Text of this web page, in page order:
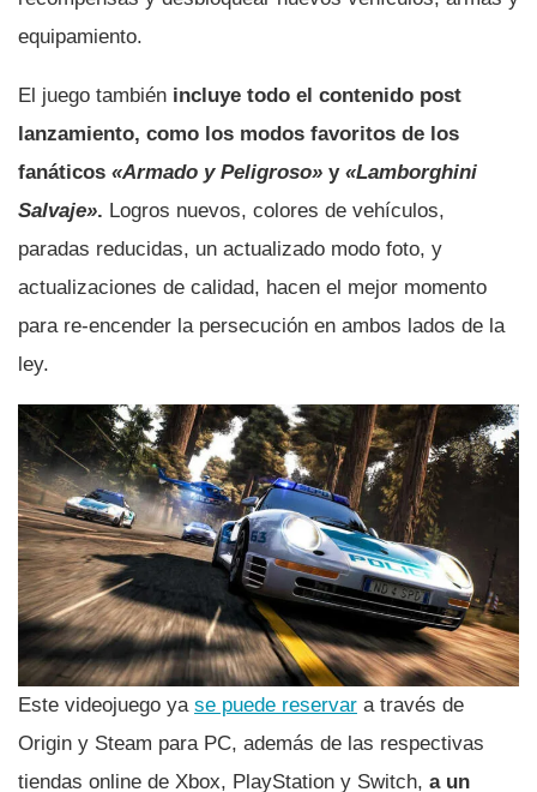
equipamiento.
El juego también incluye todo el contenido post
lanzamiento, como los modos favoritos de los
fanáticos «Armado y Peligroso» y «Lamborghini
Salvaje». Logros nuevos, colores de vehí­culos,
paradas reducidas, un actualizado modo foto, y
actualizaciones de calidad, hacen el mejor momento
para re-encender la persecución en ambos lados de la
ley.
Este videojuego ya se puede reservar a través de
Origin y Steam para PC, además de las respectivas
tiendas online de Xbox, PlayStation y Switch, a un